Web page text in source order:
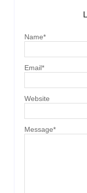
Message*
Name*
Email*
Website